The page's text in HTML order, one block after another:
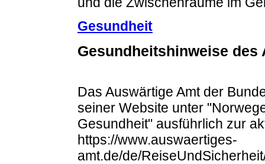
Gesundheit
Gesundheitshinweise des
Das Auswärtige Amt der
seiner Website unter
Gesundheit" ausführlich zur
https://www.auswaertiges-
amt.de/de/